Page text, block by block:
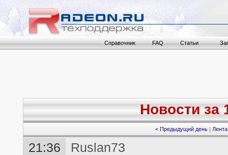
Справочник FAQ Статьи
Новости за
< Предыдущий день | Лента
21:36 Ruslan73